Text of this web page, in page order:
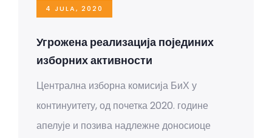
4 JULA, 2020
Угрожена реализација појединих
изборних активности
Централна изборна комисија БиХ у
континуитету, од почетка 2020. године
апелује и позива надлежне доносиоце